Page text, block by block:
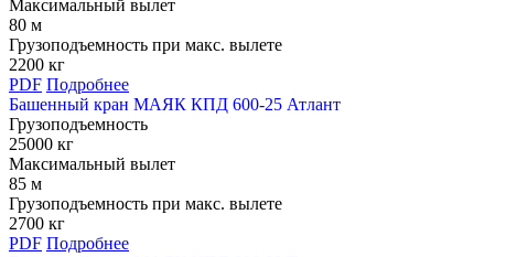
Максимальный вылет
80 м
Грузоподъемность при макс. вылете
2200 кг
PDF Подробнее
Башенный кран МАЯК КПД 600-25 Атлант
Грузоподъемность
25000 кг
Максимальный вылет
85 м
Грузоподъемность при макс. вылете
2700 кг
PDF Подробнее